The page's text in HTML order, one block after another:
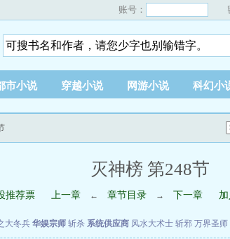
账号：
市小说 穿越小说 网游小说 科幻小
灭神榜 第248节
推荐票 上一章 ← 章节目录 → 下一章
大冬兵 华娱宗师 斩杀 系统供应商 风水大术士 斩邪 万界圣师